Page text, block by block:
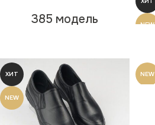
385 модель NEW
ХИТ
NEW
NEW